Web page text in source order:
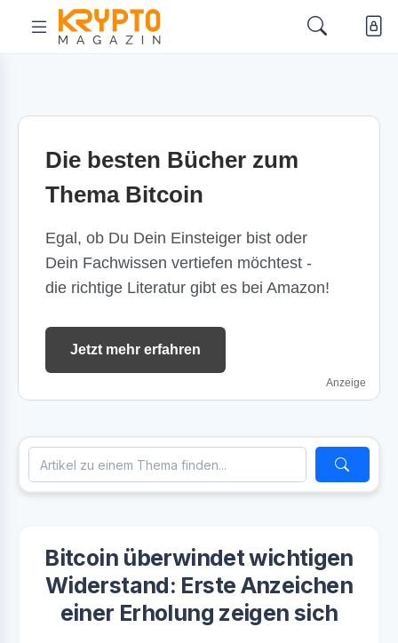
Die besten Bücher zum
Thema Bitcoin
Egal, ob Du Dein Einsteiger bist oder
Dein Fachwissen vertiefen möchtest -
die richtige Literatur gibt es bei Amazon!
Jetzt mehr erfahren
Anzeige
Bitcoin überwindet wichtigen
Widerstand: Erste Anzeichen
einer Erholung zeigen sich